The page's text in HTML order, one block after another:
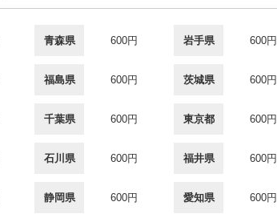
青森県 600円 岩手県 600円
福島県 600円 茨城県 600円
千葉県 600円 東京都 600円
石川県 600円 福井県 600円
静岡県 600円 愛知県 600円